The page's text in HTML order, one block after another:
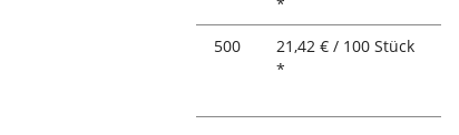
500
21,42 € / 100 Stück
*